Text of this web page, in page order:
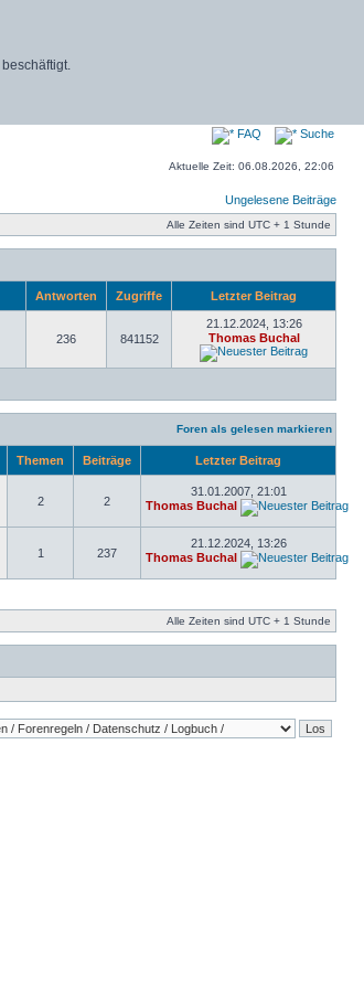
FAQ Suche
Aktuelle Zeit: 06.08.2026, 22:06
Ungelesene Beiträge
Alle Zeiten sind UTC + 1 Stunde
Antworten Zugriffe Letzter Beitrag
236 841152
21.12.2024, 13:26
Thomas Buchal
Foren als gelesen markieren
Themen Beiträge Letzter Beitrag
2 2
31.01.2007, 21:01
Thomas Buchal
1 237
21.12.2024, 13:26
Thomas Buchal
Alle Zeiten sind UTC + 1 Stunde